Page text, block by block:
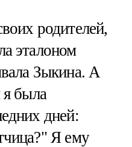
родителей,
эталоном
Зыкина. А
была
дней:
Я ему